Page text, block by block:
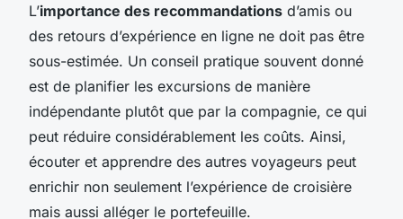
L’importance des recommandations d’amis ou
des retours d’expérience en ligne ne doit pas être
sous-estimée. Un conseil pratique souvent donné
est de planifier les excursions de manière
indépendante plutôt que par la compagnie, ce qui
peut réduire considérablement les coûts. Ainsi,
écouter et apprendre des autres voyageurs peut
enrichir non seulement l’expérience de croisière
mais aussi alléger le portefeuille.